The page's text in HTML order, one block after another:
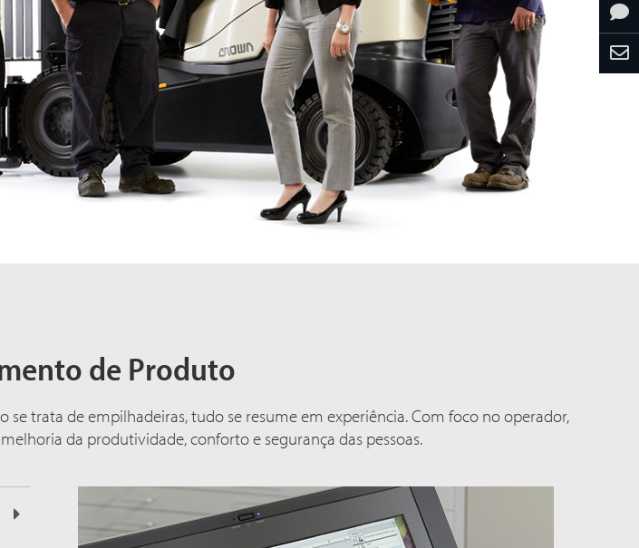
de Produto
trata de empilhadeiras, tudo se resume em experiência. Com foco no operador,
da produtividade, conforto e segurança das pessoas.